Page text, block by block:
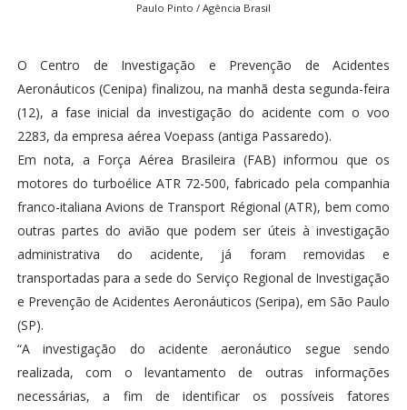
Paulo Pinto / Agência Brasil
O Centro de Investigação e Prevenção de Acidentes
Aeronáuticos (Cenipa) finalizou, na manhã desta segunda-feira
(12), a fase inicial da investigação do acidente com o voo
2283, da empresa aérea Voepass (antiga Passaredo).
Em nota, a Força Aérea Brasileira (FAB) informou que os
motores do turboélice ATR 72-500, fabricado pela companhia
franco-italiana Avions de Transport Régional (ATR), bem como
outras partes do avião que podem ser úteis à investigação
administrativa do acidente, já foram removidas e
transportadas para a sede do Serviço Regional de Investigação
e Prevenção de Acidentes Aeronáuticos (Seripa), em São Paulo
(SP).
“A investigação do acidente aeronáutico segue sendo
realizada, com o levantamento de outras informações
necessárias, a fim de identificar os possíveis fatores